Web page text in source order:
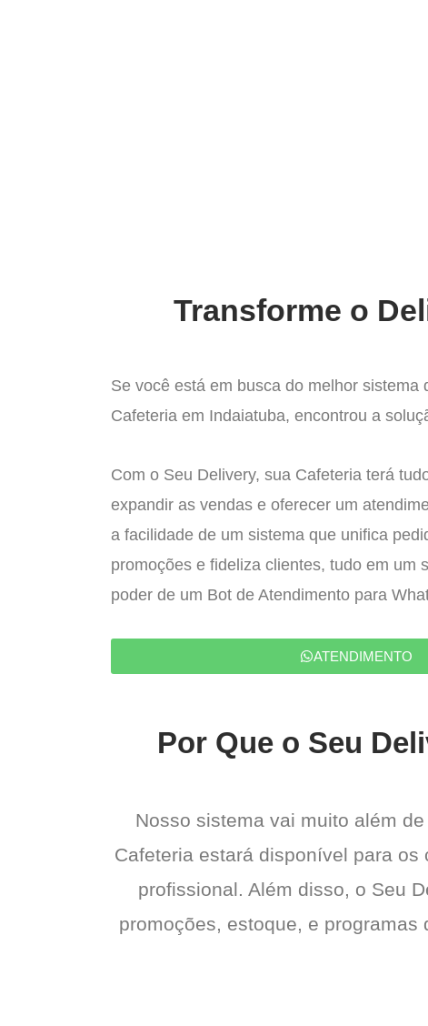
Transforme o
Se você está em busca do melhor sistema
Cafeteria em Indaiatuba, encontrou a
Com o Seu Delivery, sua Cafeteria terá
expandir as vendas e oferecer um
a facilidade de um sistema que unifica
promoções e fideliza clientes, tudo em um
poder de um Bot de Atendimento para
ATENDIMENTO
Por Que o Seu
Nosso sistema vai muito além
Cafeteria estará disponível para
profissional. Além disso, o Seu
promoções, estoque, e